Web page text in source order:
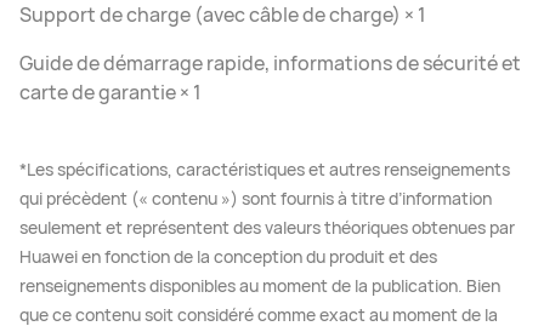
Support de charge (avec câble de charge) × 1
Guide de démarrage rapide, informations de sécurité et
carte de garantie × 1
*Les spécifications, caractéristiques et autres renseignements
qui précèdent (« contenu ») sont fournis à titre d’information
seulement et représentent des valeurs théoriques obtenues par
Huawei en fonction de la conception du produit et des
renseignements disponibles au moment de la publication. Bien
que ce contenu soit considéré comme exact au moment de la